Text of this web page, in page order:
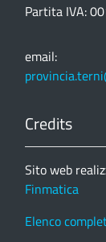
Partita IVA:
email:
Credits
Sito web
Finmatica
Elenco